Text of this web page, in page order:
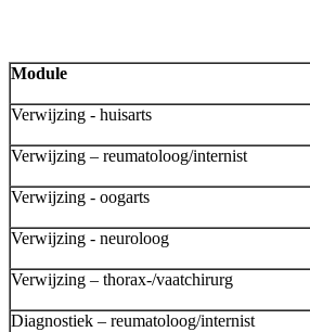
Module
Verwijzing - huisarts
Verwijzing – reumatoloog/internist
Verwijzing - oogarts
Verwijzing - neuroloog
Verwijzing – thorax-/vaatchirurg
Diagnostiek – reumatoloog/internist